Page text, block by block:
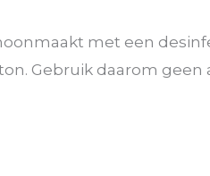
met een
Gebruik daarom